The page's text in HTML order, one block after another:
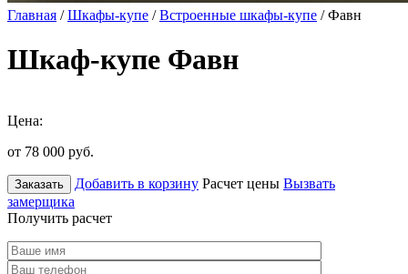
Главная /Шкафы-купе /Встроенные шкафы-купе / Фавн
Шкаф-купе Фавн
Цена:
от 78 000 руб.
Заказать Добавить в корзину Расчет цены Вызвать
замерщика
Получить расчет